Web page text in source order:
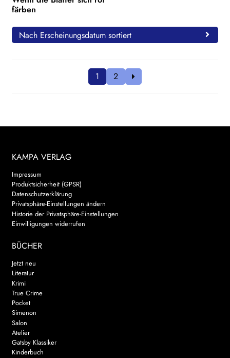
färben
Nach Erscheinungsdatum sortiert
1 2
KAMPA VERLAG
Impressum
Produktsicherheit (GPSR)
Datenschutzerklärung
Privatsphäre-Einstellungen ändern
Historie der Privatsphäre-Einstellungen
Einwilligungen widerrufen
BÜCHER
Jetzt neu
Literatur
Krimi
True Crime
Pocket
Simenon
Salon
Atelier
Gatsby Klassiker
Kinderbuch